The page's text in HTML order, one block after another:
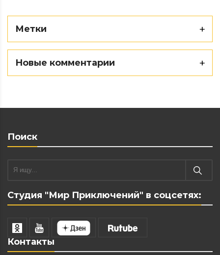
Метки
Новые комментарии
Студия "Мир Приключений" в соцсетях:
Контакты
Поиск